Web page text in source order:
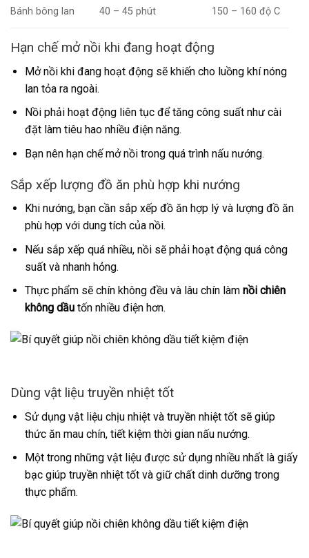
Bánh bông lan 40 – 45 phút 150 – 160 độ C
Hạn chế mở nồi khi đang hoạt động
Mở nồi khi đang hoạt động sẽ khiến cho luồng khí nóng
lan tỏa ra ngoài.
Nồi phải hoạt động liên tục để tăng công suất như cài
đặt làm tiêu hao nhiều điện năng.
Bạn nên hạn chế mở nồi trong quá trình nấu nướng.
Sắp xếp lượng đồ ăn phù hợp khi nướng
Khi nướng, bạn cần sắp xếp đồ ăn hợp lý và lượng đồ ăn
phù hợp với dung tích của nồi.
Nếu sắp xếp quá nhiều, nồi sẽ phải hoạt động quá công
suất và nhanh hỏng.
Thực phẩm sẽ chín không đều và lâu chín làm nồi chiên
không dầutốn nhiều điện hơn.
Dùng vật liệu truyền nhiệt tốt
Sử dụng vật liệu chịu nhiệt và truyền nhiệt tốt sẽ giúp
thức ăn mau chín, tiết kiệm thời gian nấu nướng.
Một trong những vật liệu được sử dụng nhiều nhất là giấy
bạc giúp truyền nhiệt tốt và giữ chất dinh dưỡng trong
thực phẩm.